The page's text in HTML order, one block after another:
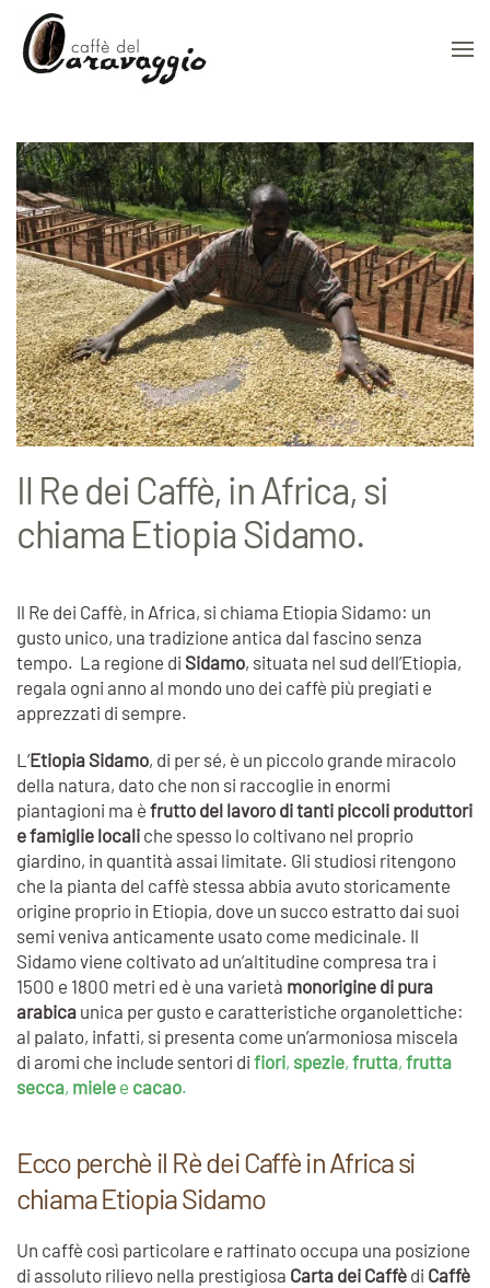
Skip to main content
Il Re dei Caffè, in Africa, si
chiama Etiopia Sidamo.
Il Re dei Caffè, in Africa, si chiama Etiopia Sidamo: un
gusto unico, una tradizione antica dal fascino senza
tempo. La regione di Sidamo, situata nel sud dell’Etiopia,
regala ogni anno al mondo uno dei caffè più pregiati e
apprezzati di sempre.
L’Etiopia Sidamo, di per sé, è un piccolo grande miracolo
della natura, dato che non si raccoglie in enormi
piantagioni ma è frutto del lavoro di tanti piccoli produttori
e famiglie locali che spesso lo coltivano nel proprio
giardino, in quantità assai limitate. Gli studiosi ritengono
che la pianta del caffè stessa abbia avuto storicamente
origine proprio in Etiopia, dove un succo estratto dai suoi
semi veniva anticamente usato come medicinale. Il
Sidamo viene coltivato ad un’altitudine compresa tra i
1500 e 1800 metri ed è una varietà monorigine di pura
arabica unica per gusto e caratteristiche organolettiche:
al palato, infatti, si presenta come un’armoniosa miscela
di aromi che include sentori di fiori, spezie, frutta, frutta
secca, miele e cacao.
Ecco perchè il Rè dei Caffè in Africa si
chiama Etiopia Sidamo
Un caffè così particolare e raffinato occupa una posizione
di assoluto rilievo nella prestigiosa Carta dei Caffè di Caffè